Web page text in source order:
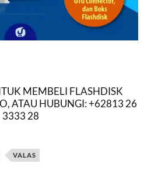
MEMBELI FLASHDISK
ATAU HUBUNGI: +62813 26
3333 28
VALAS